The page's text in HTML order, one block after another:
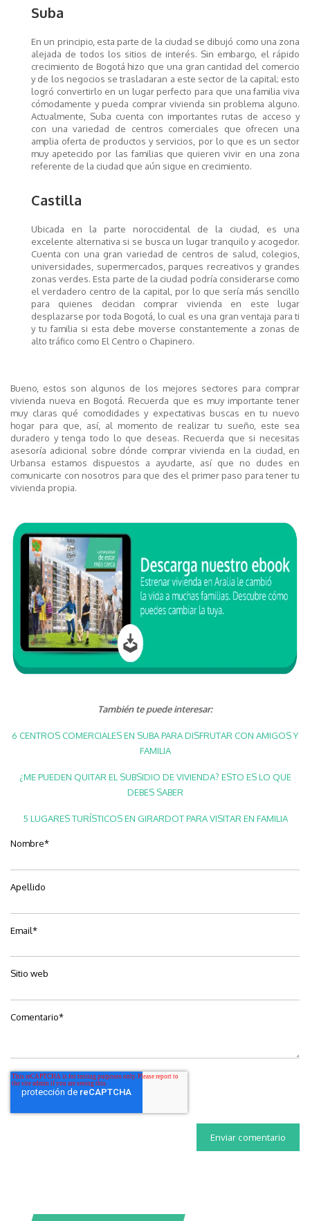
Suba
En un principio, esta parte de la ciudad se dibujó como una zona
alejada de todos los sitios de interés. Sin embargo, el rápido
crecimiento de Bogotá hizo que una gran cantidad del comercio
y de los negocios se trasladaran a este sector de la capital; esto
logró convertirlo en un lugar perfecto para que una familia viva
cómodamente y pueda comprar vivienda sin problema alguno.
Actualmente, Suba cuenta con importantes rutas de acceso y
con una variedad de centros comerciales que ofrecen una
amplia oferta de productos y servicios, por lo que es un sector
muy apetecido por las familias que quieren vivir en una zona
referente de la ciudad que aún sigue en crecimiento.
Castilla
Ubicada en la parte noroccidental de la ciudad, es una
excelente alternativa si se busca un lugar tranquilo y acogedor.
Cuenta con una gran variedad de centros de salud, colegios,
universidades, supermercados, parques recreativos y grandes
zonas verdes. Esta parte de la ciudad podría considerarse como
el verdadero centro de la capital, por lo que sería más sencillo
para quienes decidan comprar vivienda en este lugar
desplazarse por toda Bogotá, lo cual es una gran ventaja para ti
y tu familia si esta debe moverse constantemente a zonas de
alto tráfico como El Centro o Chapinero.
Bueno, estos son algunos de los mejores sectores para comprar
vivienda nueva en Bogotá. Recuerda que es muy importante tener
muy claras qué comodidades y expectativas buscas en tu nuevo
hogar para que, así, al momento de realizar tu sueño, este sea
duradero y tenga todo lo que deseas. Recuerda que si necesitas
asesoría adicional sobre dónde comprar vivienda en la ciudad, en
Urbansa estamos dispuestos a ayudarte, así que no dudes en
comunicarte con nosotros para que des el primer paso para tener tu
vivienda propia.
También te puede interesar:
6 CENTROS COMERCIALES EN SUBA PARA DISFRUTAR CON AMIGOS Y
FAMILIA
¿ME PUEDEN QUITAR EL SUBSIDIO DE VIVIENDA? ESTO ES LO QUE
DEBES SABER
5 LUGARES TURÍSTICOS EN GIRARDOT PARA VISITAR EN FAMILIA
Nombre*
Apellido
Email*
Sitio web
Comentario*